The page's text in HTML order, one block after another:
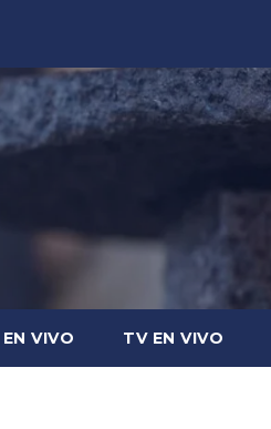
EN VIVO TV EN VIVO